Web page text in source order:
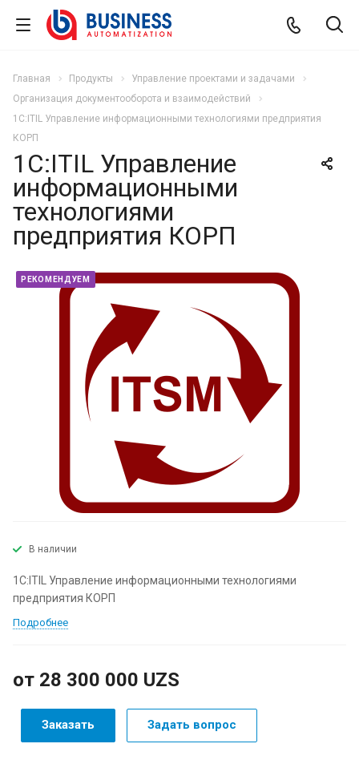
Главная Продукты
Управление проектами и задачами
Организация документооборота и взаимодействий
1С:ITIL Управление информационными технологиями предприятия
КОРП
1С:ITIL Управление
информационными
технологиями
предприятия КОРП
РЕКОМЕНДУЕМ
В наличии
1С:ITIL Управление информационными технологиями
предприятия КОРП
Подробнее
от 28 300 000 UZS
Заказать Задать вопрос